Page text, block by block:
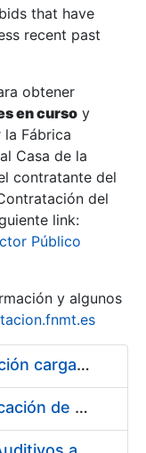
that have
recent past
obtener
en curso y
Fábrica
Casa de la
contratante del
del
link:
Público
y algunos
Pliego condiciones optimización cargas compras firmado
Acuerdo marco para la fabricación de piezas